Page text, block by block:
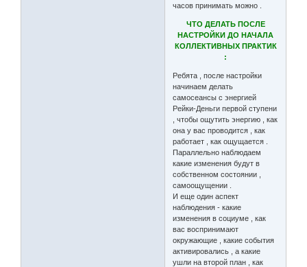
часов принимать можно .
ЧТО ДЕЛАТЬ ПОСЛЕ
НАСТРОЙКИ ДО НАЧАЛА
КОЛЛЕКТИВНЫХ ПРАКТИК
:
Ребята , после настройки
начинаем делать
самосеансы с энергией
Рейки-Деньги первой ступени
, чтобы ощутить энергию , как
она у вас проводится , как
работает , как ощущается .
Параллельно наблюдаем
какие изменения будут в
собственном состоянии ,
самоощущении .
И еще один аспект
наблюдения - какие
изменения в социуме , как
вас воспринимают
окружающие , какие события
активировались , а какие
ушли на второй план , как